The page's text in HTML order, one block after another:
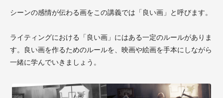
シーンの感情が伝わる画をこの講義では「良い画」と呼びます。
ライティングにおける「良い画」にはある一定のルールがありま
す。良い画を作るためのルールを、映画や絵画を手本にしながら
一緒に学んでいきましょう。